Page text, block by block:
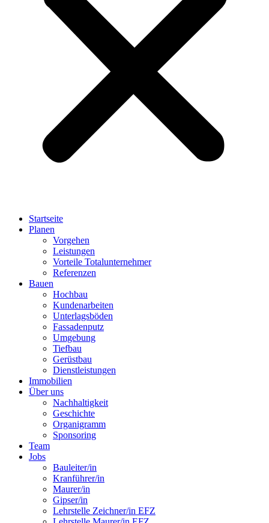
Startseite
Planen
Vorgehen
Leistungen
Vorteile Totalunternehmer
Referenzen
Bauen
Hochbau
Kundenarbeiten
Unterlagsböden
Fassadenputz
Umgebung
Tiefbau
Gerüstbau
Dienstleistungen
Immobilien
Über uns
Nachhaltigkeit
Geschichte
Organigramm
Sponsoring
Team
Jobs
Bauleiter/in
Kranführer/in
Maurer/in
Gipser/in
Lehrstelle Zeichner/in EFZ